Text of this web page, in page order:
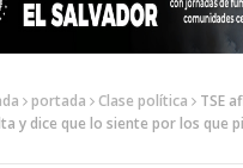
portada Clase política
TSE
y dice que lo siente por los que